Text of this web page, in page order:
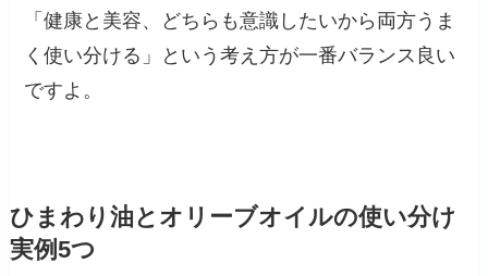
「健康と美容、どちらも意識したいから両方うま
く使い分ける」という考え方が一番バランス良い
ですよ。
ひまわり油とオリーブオイルの使い分け
実例5つ